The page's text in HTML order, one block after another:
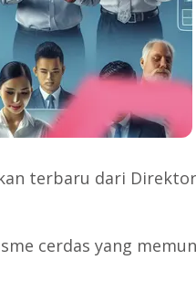
terbaru dari
cerdas yang